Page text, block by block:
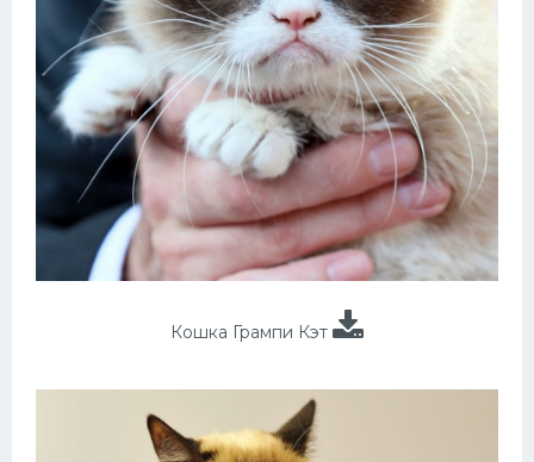
Кошка Грампи Кэт